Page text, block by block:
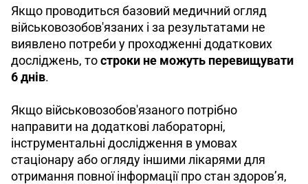
Якщо проводиться базовий медичний огляд
військовозобов'язаних і за результатами не
виявлено потреби у проходженні додаткових
досліджень, то строки не можуть перевищувати
6 днів.
Якщо військовозобов'язаного потрібно
направити на додаткові лабораторні,
інструментальні дослідження в умовах
стаціонару або огляду іншими лікарями для
отримання повної інформації про стан здоров’я,